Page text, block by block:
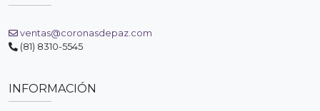
ventas@coronasdepaz.com
(81) 8310-5545
INFORMACIÓN